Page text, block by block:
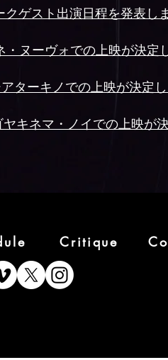
ゲスト出演日程を発表し
ヌーヴォでの上映が決定
ターキノでの上映が決定し
ネマ・ノイでの上映が決
Critique